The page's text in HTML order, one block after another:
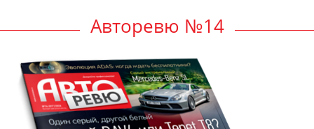
Авторевю №14